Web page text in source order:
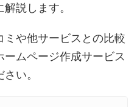
説します。
や他サービスとの比較
ムページ作成サービス
い。